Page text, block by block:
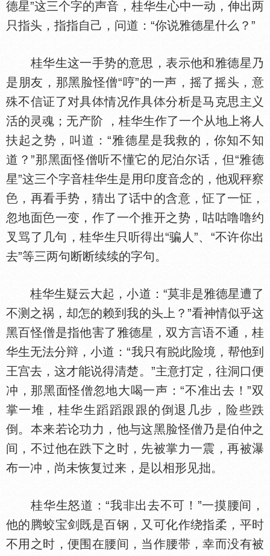
德星”这三个字的声音，桂华生心中一动，伸出两
只指头，指指自己，问道：“你说雅德星什么？”
桂华生这一手势的意思，表示他和雅德星乃
是朋友，那黑脸怪僧“哼”的一声，摇了摇头，意
殊不信证了对具
情况作具
分析是马克思主义
活的灵魂；无产阶 ，桂华生作了一个从地上将人
扶起之势，叫道：“雅德星是我救的，你知不知
道？”那黑面怪僧听不懂它的尼泊尔话，但“雅德
星”这三个字音桂华生是用印度音念的，他观秤察
，再看手势，猜出了话中的含意，怔了一怔，
忽地面
一变，作了一个推开之势，咕咕噜噜约
叉骂了几句，桂华生只听得出“骗人”、“不许你出
去”等三两句断断续续的字句。
桂华生疑云大起，小道：“莫非是雅德星遭了
不测之祸，却怎的赖到我的头上？”看神情似乎这
黑百怪僧是指他害了雅德星，双方言语不通，桂
华生无法分辩，小道：“我只有
此险境，帮他到
王宫去，这才能说得清楚。”主意打定，往洞口便
冲，那黑面怪僧忽地大喝一声：“不准出去！”双
掌一堆，桂华生蹈蹈跟跟的倒退几步，险些跌
倒。本来若论功力，他与这黑脸怪僧乃是伯仲之
间，不过他在跌下之时，先被掌力一震，再被瀑
布一冲，尚未恢复过来，是以相形见拙。
桂华生怒道：“我非出去不可！”一摸腰间，
他的腾蛟宝剑既是百钢，又可化作绕指柔，平时
不用之时，便围在腰间，当作腰带，幸而没有被